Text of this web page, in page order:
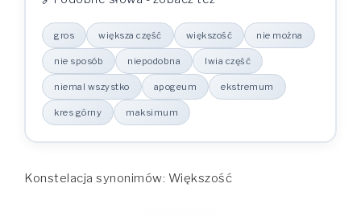
gros większa część większość nie można
nie sposób niepodobna lwia część
niemal wszystko apogeum ekstremum
kres górny maksimum
Konstelacja synonimów: Większość